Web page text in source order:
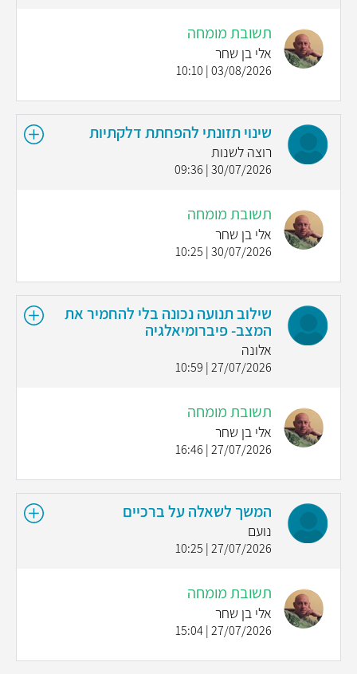
תשובת מומחה
אלי בן שחר
03/08/2026 | 10:10
שינוי תזונתי להפחתת דלקתיות
רוצה לשנות
30/07/2026 | 09:36
תשובת מומחה
אלי בן שחר
30/07/2026 | 10:25
שילוב תנועה נכונה בלי להחמיר את
המצב- פיברומיאלגיה
אלונה
27/07/2026 | 10:59
תשובת מומחה
אלי בן שחר
27/07/2026 | 16:46
המשך לשאלה על ברכיים
נועם
27/07/2026 | 10:25
תשובת מומחה
אלי בן שחר
27/07/2026 | 15:04